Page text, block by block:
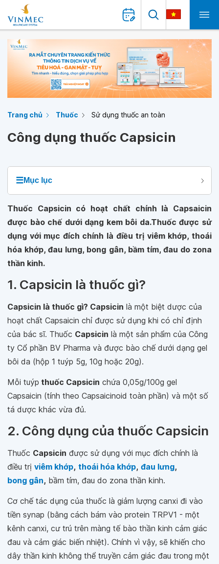
Trang chủ Thuốc Sử dụng thuốc an toàn
Công dụng thuốc Capsicin
☰Mục lục
Thuốc Capsicin có hoạt chất chính là Capsaicin
được bào chế dưới dạng kem bôi da.Thuốc được sử
dụng với mục đích chính là điều trị viêm khớp, thoái
hóa khớp, đau lưng, bong gân, bầm tím, đau do zona
thần kinh.
1. Capsicin là thuốc gì?
Capsicin là thuốc gì? Capsicin là một biệt dược của
hoạt chất Capsaicin chỉ được sử dụng khi có chỉ định
của bác sĩ. Thuốc Capsicin là một sản phẩm của Công
ty Cổ phần BV Pharma và được bào chế dưới dạng gel
bôi da (hộp 1 tuýp 5g, 10g hoặc 20g).
Mỗi tuýp thuốc Capsicin chứa 0,05g/100g gel
Capsaicin (tính theo Capsaicinoid toàn phần) và một số
tá dược khác vừa đủ.
2. Công dụng của thuốc Capsicin
Thuốc Capsicin được sử dụng với mục đích chính là
điều trị viêm khớp, thoái hóa khớp, đau lưng,
bong gân, bầm tím, đau do zona thần kinh.
Cơ chế tác dụng của thuốc là giảm lượng canxi đi vào
tiền synap (bằng cách bám vào protein TRPV1 - một
kênh canxi, cư trú trên màng tế bào thần kinh cảm giác
đau và cảm giác biến nhiệt). Chính vì vậy, sẽ khiến cho
dây thần kinh không thể truyền cảm giác đau trong một